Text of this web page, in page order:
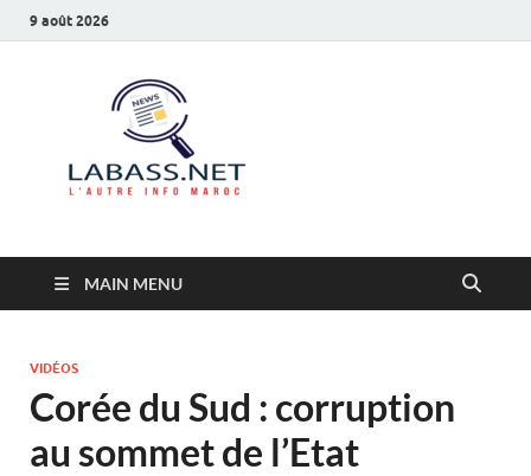
9 août 2026
MAIN MENU
VIDÉOS
Corée du Sud : corruption
au sommet de l’Etat